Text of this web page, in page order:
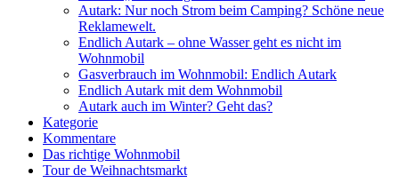
Autark: Nur noch Strom beim Camping? Schöne neue
Reklamewelt.
Endlich Autark – ohne Wasser geht es nicht im
Wohnmobil
Gasverbrauch im Wohnmobil: Endlich Autark
Endlich Autark mit dem Wohnmobil
Autark auch im Winter? Geht das?
Kategorie
Kommentare
Das richtige Wohnmobil
Tour de Weihnachtsmarkt